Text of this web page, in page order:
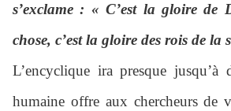
s’exclame : « C’est la gloire de
chose, c’est la gloire des rois de la
L’encyclique ira presque
humaine offre aux chercheurs de